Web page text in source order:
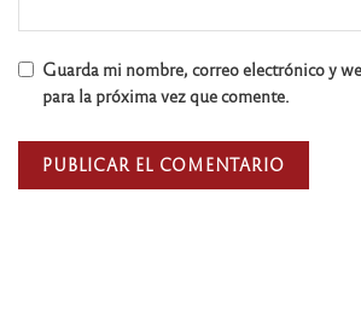
Guarda mi nombre, correo electrónico y
para la próxima vez que comente.